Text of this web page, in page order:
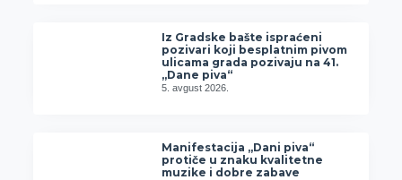
Iz Gradske bašte ispraćeni
pozivari koji besplatnim pivom
ulicama grada pozivaju na 41.
„Dane piva“
5. avgust 2026.
Manifestacija „Dani piva“
protiče u znaku kvalitetne
muzike i dobre zabave